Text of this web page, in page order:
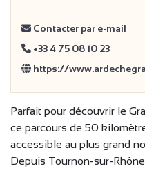
Contacter par e-mail
+33 4 75 08 10 23
https://
Parfait pour découvrir le
ce parcours de 50
accessible au plus grand
Depuis Tournon-sur-